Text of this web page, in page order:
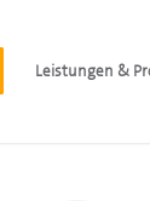
Leistungen &